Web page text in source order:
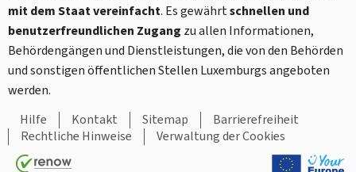
mit dem Staat vereinfacht. Es gewährtschnellen und
benutzerfreundlichen Zugang zu allen Informationen,
Behördengängen und Dienstleistungen, die von den Behörden
und sonstigen öffentlichen Stellen Luxemburgs angeboten
werden.
Hilfe
Kontakt Sitemap
Barrierefreiheit
Rechtliche Hinweise
Verwaltung der Cookies